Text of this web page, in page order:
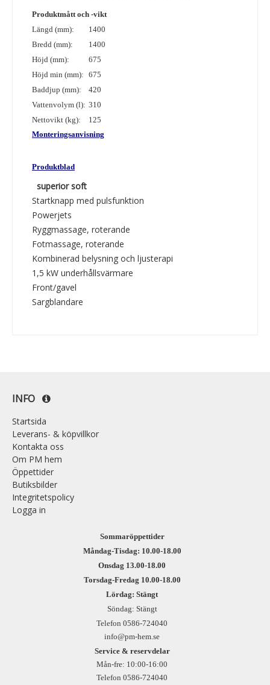
Produktmått och -vikt
Längd (mm):
1400
Bredd (mm):
1400
Höjd (mm):
675
Höjd min (mm): 675
Baddjup (mm):
420
Vattenvolym (l): 310
Nettovikt (kg):
125
Monteringsanvisning
Produktblad
superior soft
Startknapp med pulsfunktion
Powerjets
Ryggmassage, roterande
Fotmassage, roterande
Kombinerad belysning och ljusterapi
1,5 kW underhållsvärmare
Front/gavel
Sargblandare
INFO
Startsida
Leverans- & köpvillkor
Kontakta oss
Om PM hem
Öppettider
Butiksbilder
Integritetspolicy
Logga in
Sommaröppettider
Måndag-Tisdag: 10.00-18.00
Onsdag 13.00-18.00
Torsdag-Fredag 10.00-18.00
Lördag: Stängt
Söndag: Stängt
Telefon 0586-724040
info@pm-hem.se
Service & reservdelar
Mån-fre: 10:00-16:00
Telefon 0586-724040